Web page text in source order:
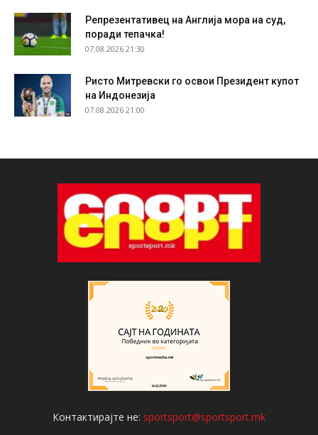
Репрезентативец на Англија мора на суд,
поради тепачка!
07.08.2026 21:30
Ристо Митревски го освои Президент купот
на Индонезија
07.08.2026 21:00
Контактирајте не: sportsport@sportsport.mk